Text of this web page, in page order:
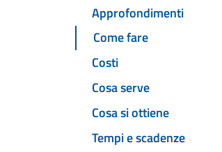
Approfondimenti
Come fare
Costi
Cosa serve
Cosa si ottiene
Tempi e scadenze